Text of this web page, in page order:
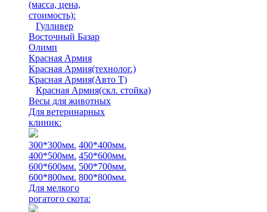
(масса, цена,
стоимость):
Гулливер
Восточный Базар
Олимп
Красная Армия
Красная Армия(технолог.)
Красная Армия(Авто Т)
Красная Армия(скл. стойка)
Весы для животных
Для ветеринарных
клиник:
300*300мм. 400*400мм.
400*500мм. 450*600мм.
600*600мм. 500*700мм.
600*800мм. 800*800мм.
Для мелкого
рогатого скота: